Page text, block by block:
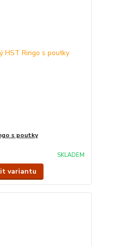
s poutky
SKLADEM
variantu